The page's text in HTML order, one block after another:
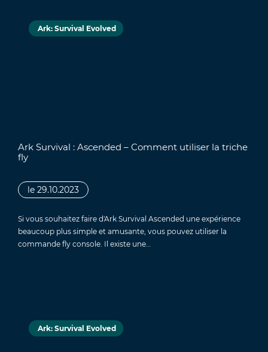
Ark: Survival Evolved
Ark Survival : Ascended – Comment utiliser la triche
fly
le 29.10.2023
Si vous souhaitez faire d'Ark Survival Ascended une expérience
beaucoup plus simple et amusante, vous pouvez utiliser la
commande fly console. Il existe une…
Ark: Survival Evolved